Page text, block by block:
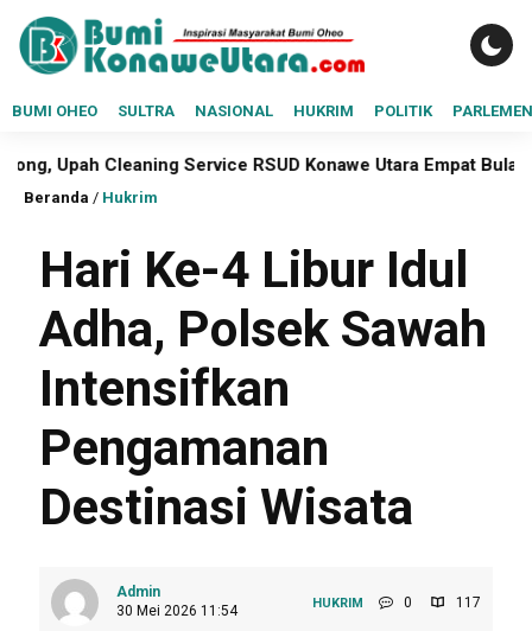
BUMI OHEO SULTRA NASIONAL HUKRIM POLITIK PARLEMEN
Service RSUD Konawe Utara Empat Bulan Belum
Beranda / Hukrim
Hari Ke-4 Libur Idul
Adha, Polsek Sawah
Intensifkan
Pengamanan
Destinasi Wisata
Admin
30 Mei 2026 11:54
HUKRIM 0 117